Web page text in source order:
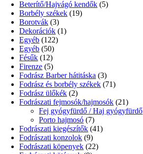
Beterítő/Hajvágó kendők (5)
Borbély székek (19)
Borotvák (3)
Dekorációk (1)
Egyéb (122)
Egyéb (50)
Fésűk (12)
Firenze (5)
Fodrász Barber hátitáska (3)
Fodrász és borbély székek (71)
Fodrász ülőkék (2)
Fodrászati fejmosók/hajmosók (21)
Fej gyógyfürdő / Haj gyógyfürdő
Porto hajmosó (7)
Fodrászati kiegészítők (41)
Fodrászati konzolok (9)
Fodrászati köpenyek (22)